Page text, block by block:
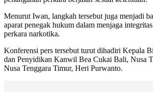
Menurut Iwan, langkah tersebut juga menjadi
aparat penegak hukum dalam menjaga
perkara narkotika.
Konferensi pers tersebut turut dihadiri Kepala
dan Penyidikan Kanwil Bea Cukai Bali, Nusa
Nusa Tenggara Timur, Heri Purwanto.